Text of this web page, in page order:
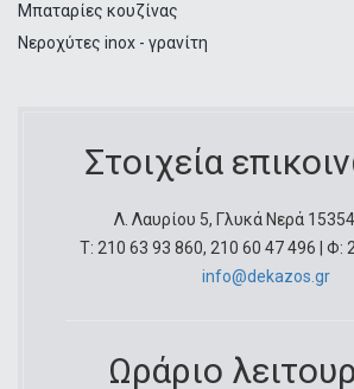
Μπαταρίες κουζίνας
Νεροχύτες inox - γρανίτη
Στοιχεία
Λ. Λαυρίου 5, Γλυκά Νερά
Τ: 210 63 93 860, 210 60 47 496 | Φ:
info@dekazos.gr
Ωράριο